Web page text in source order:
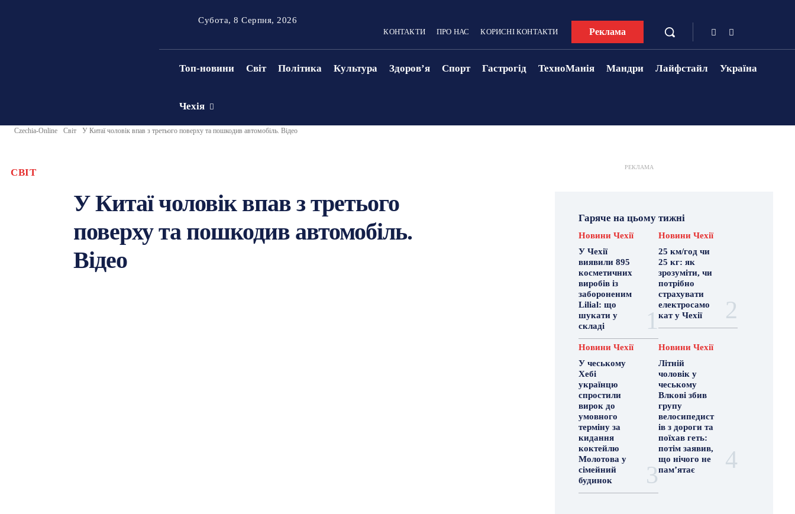
Субота, 8 Серпня, 2026
КОНТАКТИ ПРО НАС КОРИСНІ КОНТАКТИ Реклама
Топ-новини Світ Політика Культура Здоровʼя Спорт Гастрогід ТехноМанія Мандри Лайфстайл Україна
Чехія
Czechia-Online Світ У Китаї чоловік впав з третього поверху та пошкодив автомобіль. Відео
СВІТ
У Китаї чоловік впав з третього
поверху та пошкодив автомобіль.
Відео
РЕКЛАМА
Гаряче на цьому тижні
Новини Чехії
У Чехії
виявили 895
косметичних
виробів із
забороненим
Lilial: що
шукати у
складі
Новини Чехії
25 км/год чи
25 кг: як
зрозуміти, чи
потрібно
страхувати
електросамо
кат у Чехії
Новини Чехії
У чеському
Хебі
українцю
спростили
вирок до
умовного
терміну за
кидання
коктейлю
Молотова у
сімейний
будинок
Новини Чехії
Літній
чоловік у
чеському
Влкові збив
групу
велосипедист
ів з дороги та
поїхав геть:
потім заявив,
що нічого не
пам’ятає